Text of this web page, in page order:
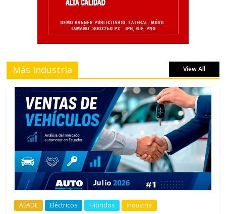
Más Industria View All
AEADE Eléctricos Híbridos Industria